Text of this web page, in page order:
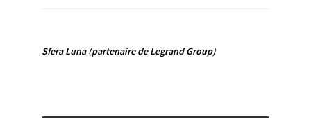
Sfera Luna(partenaire de Legrand Group)